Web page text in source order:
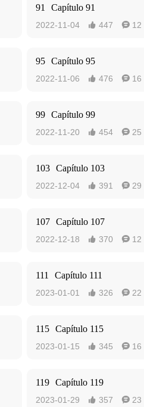
91 Capítulo 91
2022-11-04  447  12
95 Capítulo 95
2022-11-06  476  16
99 Capítulo 99
2022-11-20  454  25
103 Capítulo 103
2022-12-04  391  29
107 Capítulo 107
2022-12-18  370  12
111 Capítulo 111
2023-01-01  326  22
115 Capítulo 115
2023-01-15  345  16
119 Capítulo 119
2023-01-29  357  23